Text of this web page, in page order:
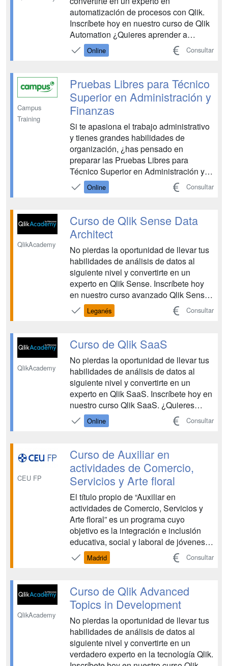
automatización de procesos con Qlik.
Inscríbete hoy en nuestro curso de Qlik
Automation ¿Quieres aprender a
aprovechar las capacidades de
automatización de Qlik y libera tiempo
más informadas? Nuestro curso de Qlik
Automation está diseñado para anal...
Online Consultar
Campus
Training
Pruebas Libres para Técnico
Superior en Administración y
Finanzas
Si te apasiona el trabajo administrativo
y tienes grandes habilidades de
organización, ¿has pensado en
preparar las Pruebas Libres para
Técnico Superior en Administración y
Finanzas? Con el Título Oficial de FP
podrás acceder a un montón de
ámbitos laborales con mayor demanda
de profesionales especializados. ...
Online Consultar
QlikAcademy
Curso de Qlik Sense Data
Architect
No pierdas la oportunidad de llevar tus
habilidades de análisis de datos al
siguiente nivel y convertirte en un
experto en Qlik Sense. Inscríbete hoy
en nuestro curso avanzado Qlik Sense
Data Architect ¿Quieres llevar tus
habilidades de análisis de datos al
comprensión más profunda de Qlik
Sense? Nuestro curso más a...
Leganés Consultar
QlikAcademy
Curso de Qlik SaaS
No pierdas la oportunidad de llevar tus
habilidades de análisis de datos al
siguiente nivel y convertirte en un
experto en Qlik SaaS. Inscríbete hoy en
nuestro curso Qlik SaaS. ¿Quieres
aprender a diseñar, implementar y
administrar soluciones analíticas en la
tomar decisiones informadas en
cualquier momento y lug...
Online Consultar
CEU FP
Curso de Auxiliar en
actividades de Comercio,
Servicios y Arte floral
El título propio de “Auxiliar en
actividades de Comercio, Servicios y
Arte floral” es un programa cuyo
objetivo es la integración e inclusión
educativa, social y laboral de jóvenes
con discapacidad intelectual en centros
educativos, como ISEP CEU, y en
PROFESIONALES Durante el 2º curso
académico, los alumnos rea...
Madrid Consultar
QlikAcademy
Curso de Qlik Advanced
Topics in Development
No pierdas la oportunidad de llevar tus
habilidades de análisis de datos al
siguiente nivel y convertirte en un
verdadero experto en la tecnología Qlik.